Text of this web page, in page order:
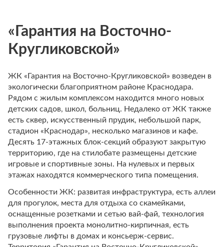
«Гарантия на Восточно-
Кругликовской»
ЖК «Гарантия на Восточно-Кругликовской» возведен в
экологически благоприятном районе Краснодара.
Рядом с жилым комплексом находится много новых
детских садов, школ, больниц. Недалеко от ЖК также
есть сквер, искусственный прудик, небольшой парк,
стадион «Краснодар», несколько магазинов и кафе.
Десять 17-этажных блок-секций образуют закрытую
территорию, где на стилобате размещены детские
игровые и спортивные зоны. На нулевых и первых
этажах находятся коммерческого типа помещения.
Особенности ЖК: развитая инфраструктура, есть аллеи
для прогулок, места для отдыха со скамейками,
оснащенные розетками и сетью вай-фай, технология
выполнения проекта монолитно-кирпичная, есть
грузовые лифты в домах и консьерж-сервис.